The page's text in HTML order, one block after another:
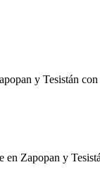
y Tesistán
en Zapopan y